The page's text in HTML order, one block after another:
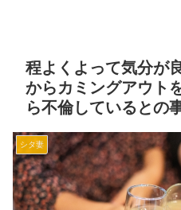
程よくよって気分が
からカミングアウト
ら不倫しているとの事
シタ妻